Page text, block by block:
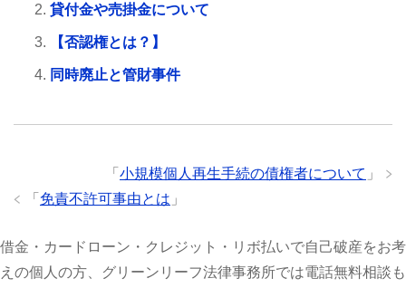
貸付金や売掛金について
【否認権とは？】
同時廃止と管財事件
「 小規模個人再生手続の債権者について 」
「 免責不許可事由とは 」
借金・カードローン・クレジット・リボ払いで自己破産をお考
えの個人の方、グリーンリーフ法律事務所では電話無料相談も